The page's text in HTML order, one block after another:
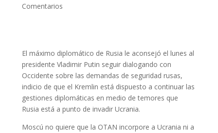
Comentarios
El máximo diplomático de Rusia le aconsejó el lunes al
presidente Vladimir Putin seguir dialogando con
Occidente sobre las demandas de seguridad rusas,
indicio de que el Kremlin está dispuesto a continuar las
gestiones diplomáticas en medio de temores que
Rusia está a punto de invadir Ucrania.
Moscú no quiere que la OTAN incorpore a Ucrania ni a